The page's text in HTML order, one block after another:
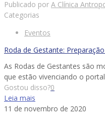
Publicado por A Clínica
Categorias
Eventos
Roda de Gestante:
As Rodas de Gestantes são
que estão vivenciando o portal
Gostou disso?0
Leia mais
11 de novembro de 2020